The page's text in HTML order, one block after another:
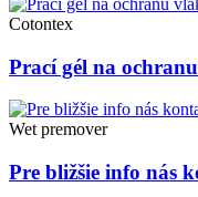
Cotontex
Prací gél na
Wet premover
Pre bližšie info nás